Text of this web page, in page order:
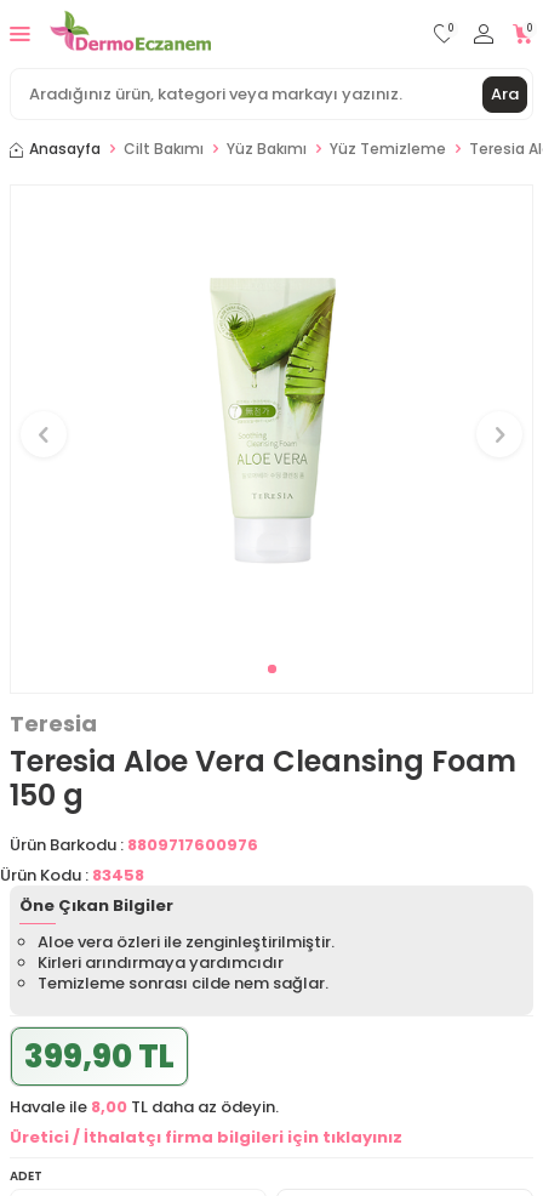
Ara
0 0
Anasayfa Cilt Bakımı Yüz Bakımı Yüz Temizleme Teresia
Teresia
Teresia Aloe Vera Cleansing Foam
150 g
Ürün Barkodu : 8809717600976
Ürün Kodu : 83458
Öne Çıkan Bilgiler
Aloe vera özleri ile zenginleştirilmiştir.
Kirleri arındırmaya yardımcıdır
Temizleme sonrası cilde nem sağlar.
399,90 TL
Havale ile 8,00 TL daha az ödeyin.
Üretici / İthalatçı firma bilgileri için tıklayınız
ADET